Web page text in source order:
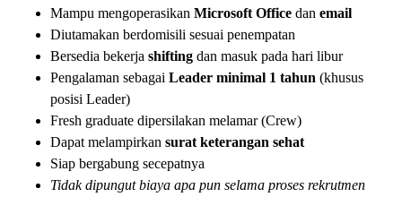
Mampu mengoperasikan Microsoft Office dan email
Diutamakan berdomisili sesuai penempatan
Bersedia bekerja shifting dan masuk pada hari libur
Pengalaman sebagai Leader minimal 1 tahun (khusus
posisi Leader)
Fresh graduate dipersilakan melamar (Crew)
Dapat melampirkan surat keterangan sehat
Siap bergabung secepatnya
Tidak dipungut biaya apa pun selama proses rekrutmen